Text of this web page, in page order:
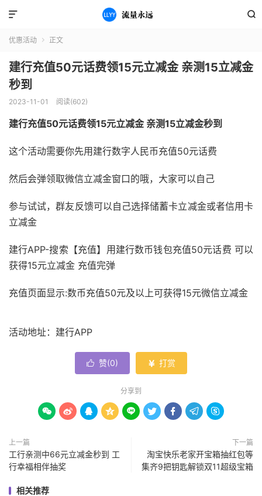


优惠活动  正文
建行充值50元话费领15元立减金 亲测15立减金
秒到
2023-11-01 阅读(602)
建行充值50元话费领15元立减金 亲测15立减金秒到
这个活动需要你先用建行数字人民币充值50元话费
然后会弹领取微信立减金窗口的哦，大家可以自己
参与试试，群友反馈可以自己选择储蓄卡立减金或者信用卡
立减金
建行APP-搜索【充值】用建行数币钱包充值50元话费 可以
获得15元立减金 充值完弹
充值页面显示:数币充值50元及以上可获得15元微信立减金
活动地址：建行APP
 赞(0)  打赏
分享到
        
上一篇
工行亲测中66元立减金秒到 工
行幸福相伴抽奖
下一篇
淘宝快乐老家开宝箱抽红包等
集齐9把钥匙解锁双11超级宝箱
相关推荐